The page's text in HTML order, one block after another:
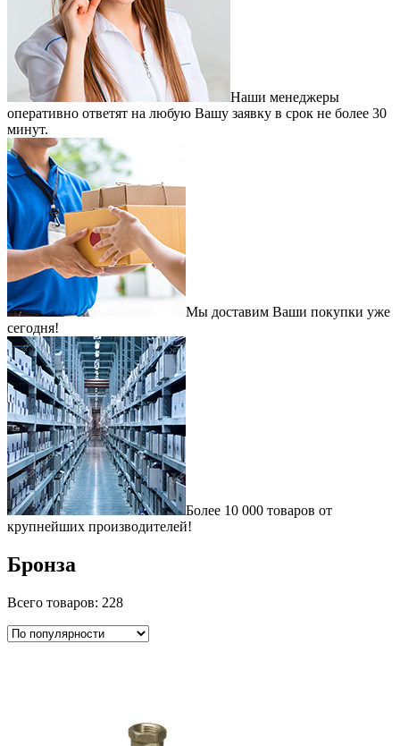
Наши менеджеры
оперативно ответят на любую Вашу заявку в срок не более 30
минут.
Мы доставим Ваши покупки уже
сегодня!
Более 10 000 товаров от
крупнейших производителей!
Бронза
Всего товаров: 228